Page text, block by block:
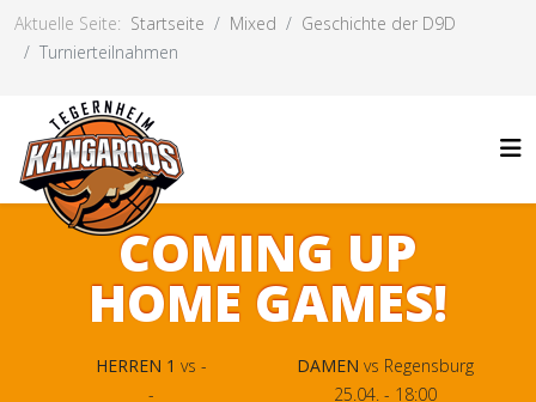
Aktuelle Seite: Startseite Mixed
Geschichte der D9D
Turnierteilnahmen
COMING UP
HOME GAMES!
HERREN 1 vs -
-
DAMEN vs Regensburg
25.04. - 18:00